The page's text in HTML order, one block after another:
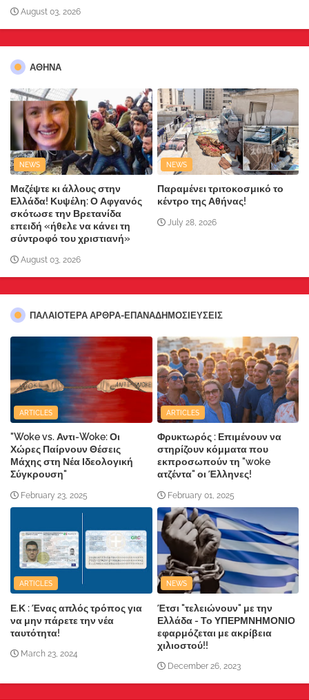
August 03, 2026
ΑΘΗΝΑ
NEWS
Μαζέψτε κι άλλους στην
Ελλάδα! Κυψέλη: Ο Αφγανός
σκότωσε την Βρετανίδα
επειδή «ήθελε να κάνει τη
σύντροφό του χριστιανή»
August 03, 2026
NEWS
Παραμένει τριτοκοσμικό το
κέντρο της Αθήνας!
July 28, 2026
ΠΑΛΑΙΟΤΕΡΑ ΑΡΘΡΑ-ΕΠΑΝΑΔΗΜΟΣΙΕΥΣΕΙΣ
ARTICLES
"Woke vs. Αντι-Woke: Οι
Χώρες Παίρνουν Θέσεις
Μάχης στη Νέα Ιδεολογική
Σύγκρουση"
February 23, 2025
ARTICLES
Φρυκτωρός : Επιμένουν να
στηρίζουν κόμματα που
εκπροσωπούν τη "woke
ατζέντα" οι Έλληνες!
February 01, 2025
ARTICLES
Ε.Κ : Ένας απλός τρόπος για
να μην πάρετε την νέα
ταυτότητα!
March 23, 2024
NEWS
Έτσι "τελειώνουν" με την
Ελλάδα - Το ΥΠΕΡΜΝΗΜΟΝΙΟ
εφαρμόζεται με ακρίβεια
χιλιοστού!!
December 26, 2023